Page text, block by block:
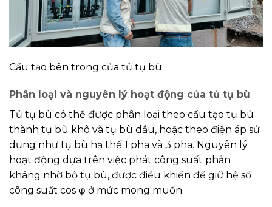
Cấu tạo bên trong của tủ tụ bù
Phân loại và nguyên lý hoạt động của tủ tụ bù
Tủ tụ bù có thể được phân loại theo cấu tạo tụ bù
thành tụ bù khô và tụ bù dầu, hoặc theo điện áp sử
dụng như tụ bù hạ thế 1 pha và 3 pha. Nguyên lý
hoạt động dựa trên việc phát công suất phản
kháng nhờ bộ tụ bù, được điều khiển để giữ hệ số
công suất cos φ ở mức mong muốn.